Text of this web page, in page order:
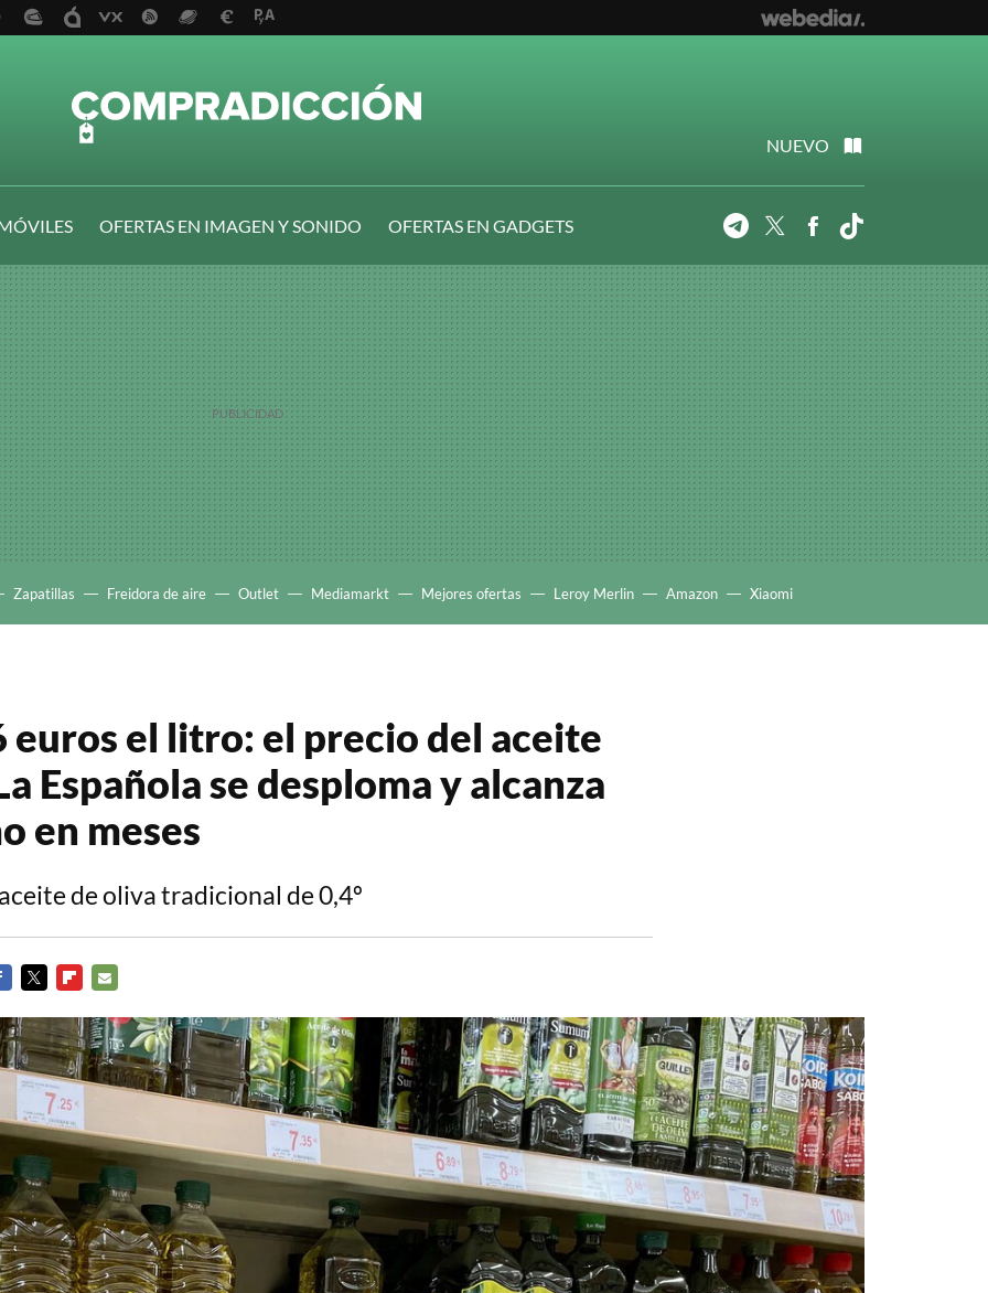
NUEVO
OFERTAS EN IMAGEN Y SONIDO OFERTAS EN GADGETS TelegramTwitterFacebook
Zapatillas Freidora de aire Outlet Mediamarkt Mejores ofertas Leroy Merlin Amazon Xiaomi
euros el litro: el precio del aceite
Española se desploma y alcanza
en meses
de oliva tradicional de 0,4º
MAIL